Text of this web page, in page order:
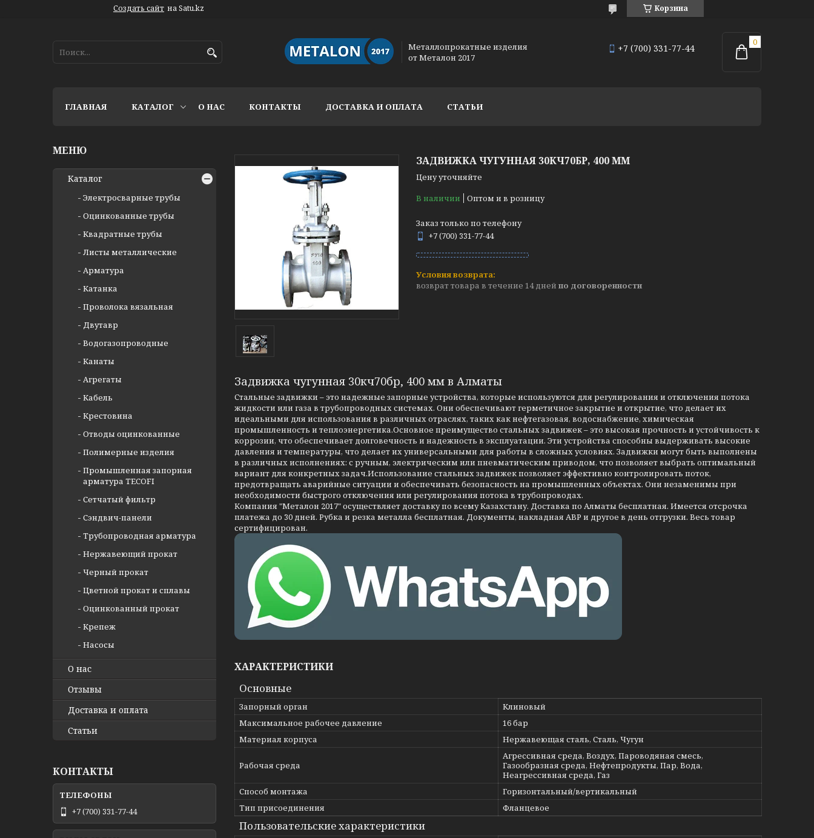
Создать сайт на Satu.kz Корзина
Металлопрокатные изделия
от Металон 2017
+7 (700) 331-77-44
ГЛАВНАЯ КАТАЛОГ О НАС КОНТАКТЫ ДОСТАВКА И ОПЛАТА СТАТЬИ
ЗАДВИЖКА ЧУГУННАЯ 30КЧ70БР, 400 ММ
Цену уточняйте
В наличии
Оптом и в розницу
Заказ только по телефону
+7 (700) 331-77-44
возврат товара в течение 14 дней по договоренности
Задвижка чугунная 30кч70бр, 400 мм в Алматы
Стальные задвижки – это надежные запорные устройства, которые используются для регулирования и отключения потока
жидкости или газа в трубопроводных системах. Они обеспечивают герметичное закрытие и открытие, что делает их
идеальными для использования в различных отраслях, таких как нефтегазовая, водоснабжение, химическая
промышленность и теплоэнергетика.Основное преимущество стальных задвижек – это высокая прочность и устойчивость к
коррозии, что обеспечивает долговечность и надежность в эксплуатации. Эти устройства способны выдерживать высокие
давления и температуры, что делает их универсальными для работы в сложных условиях. Задвижки могут быть выполнены
в различных исполнениях: с ручным, электрическим или пневматическим приводом, что позволяет выбрать оптимальный
вариант для конкретных задач.Использование стальных задвижек позволяет эффективно контролировать поток,
предотвращать аварийные ситуации и обеспечивать безопасность на промышленных объектах. Они незаменимы при
необходимости быстрого отключения или регулирования потока в трубопроводах.
Компания "Металон 2017" осуществляет доставку по всему Казахстану. Доставка по Алматы бесплатная. Имеется отсрочка
платежа до 30 дней. Рубка и резка металла бесплатная. Документы, накладная АВР и другое в день отгрузки. Весь товар
сертифицирован.
ХАРАКТЕРИСТИКИ
Основные
Запорный орган
Клиновый
Максимальное рабочее давление
16 бар
Материал корпуса
Нержавеющая сталь, Сталь, Чугун
Рабочая среда
Агрессивная среда, Воздух, Пароводяная смесь,
Газообразная среда, Нефтепродукты, Пар, Вода,
Неагрессивная среда, Газ
Способ монтажа
Горизонтальный/вертикальный
Тип присоединения
Фланцевое
Пользовательские характеристики
Каталог
Электросварные трубы
Оцинкованные трубы
Квадратные трубы
Листы металлические
Арматура
Катанка
Проволока вязальная
Двутавр
Водогазопроводные
Канаты
Агрегаты
Кабель
Крестовина
Отводы оцинкованные
Полимерные изделия
Промышленная запорная
арматура TECOFI
Сетчатый фильтр
Сэндвич-панели
Трубопроводная арматура
Нержавеющий прокат
Черный прокат
Цветной прокат и сплавы
Оцинкованный прокат
Крепеж
Насосы
О нас
Отзывы
Доставка и оплата
Статьи
КОНТАКТЫ
+7 (700) 331-77-44